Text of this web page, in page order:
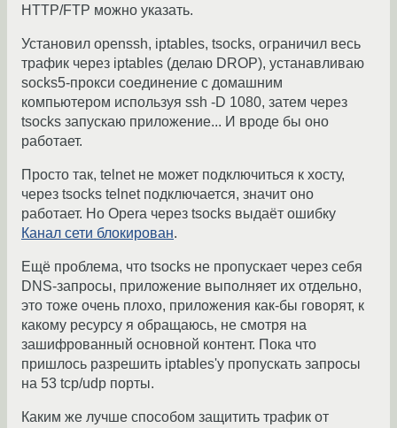
HTTP/FTP можно указать.
Установил openssh, iptables, tsocks, ограничил весь
трафик через iptables (делаю DROP), устанавливаю
socks5-прокси соединение с домашним
компьютером используя ssh -D 1080, затем через
tsocks запускаю приложение... И вроде бы оно
работает.
Просто так, telnet не может подключиться к хосту,
через tsocks telnet подключается, значит оно
работает. Но Opera через tsocks выдаёт ошибку
Канал сети блокирован.
Ещё проблема, что tsocks не пропускает через себя
DNS-запросы, приложение выполняет их отдельно,
это тоже очень плохо, приложения как-бы говорят, к
какому ресурсу я обращаюсь, не смотря на
зашифрованный основной контент. Пока что
пришлось разрешить iptables'у пропускать запросы
на 53 tcp/udp порты.
Каким же лучше способом защитить трафик от